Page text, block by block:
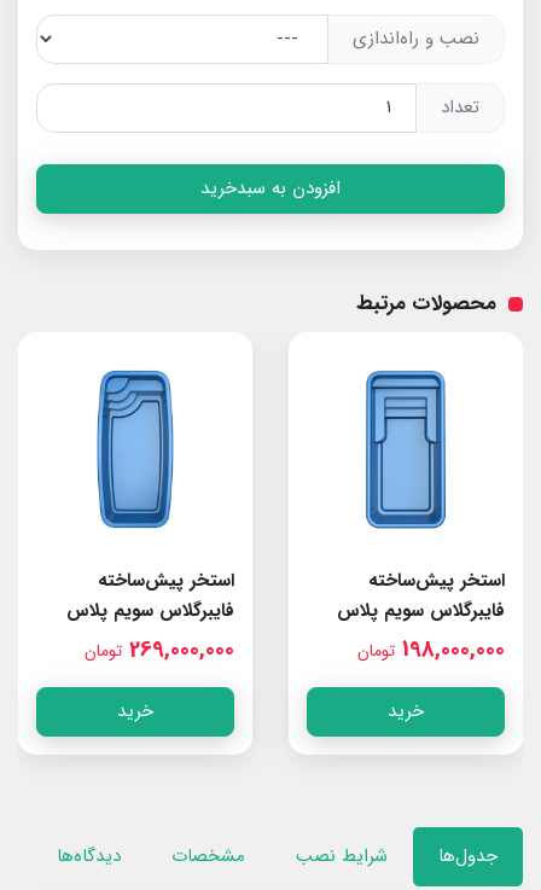
نصب و راه‌اندازی
تعداد
افزودن به سبدخرید
محصولات مرتبط
استخر پیش‌ساخته
فایبرگلاس سویم پلاس
SWIM PLUS NILE
269,000,000 تومان
خرید
استخر پیش‌ساخته
فایبرگلاس سویم پلاس
SWIM PLUS VOLGA
249,000,000 تومان
خرید
جدول‌ها شرایط نصب مشخصات دیدگاه‌ها